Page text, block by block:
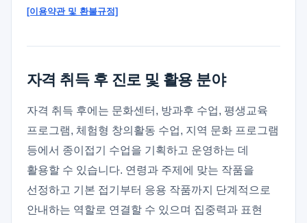
[이용약관 및 환불규정]
자격 취득 후 진로 및 활용 분야
자격 취득 후에는 문화센터, 방과후 수업, 평생교육
프로그램, 체험형 창의활동 수업, 지역 문화 프로그램
등에서 종이접기 수업을 기획하고 운영하는 데
활용할 수 있습니다. 연령과 주제에 맞는 작품을
선정하고 기본 접기부터 응용 작품까지 단계적으로
안내하는 역할로 연결할 수 있으며 집중력과 표현